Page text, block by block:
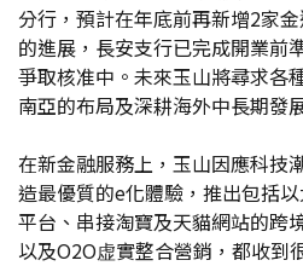
分行，預計在年底前再新增2家
的進展，長安支行已完成開業前
爭取核准中。未來玉山將尋求各
南亞的布局及深耕海外中長期發
在新金融服務上，玉山因應科技
造最優質的e化體驗，推出包括
平台、串接淘寶及天貓網站的跨
以及O2O虚實整合營銷，都收到